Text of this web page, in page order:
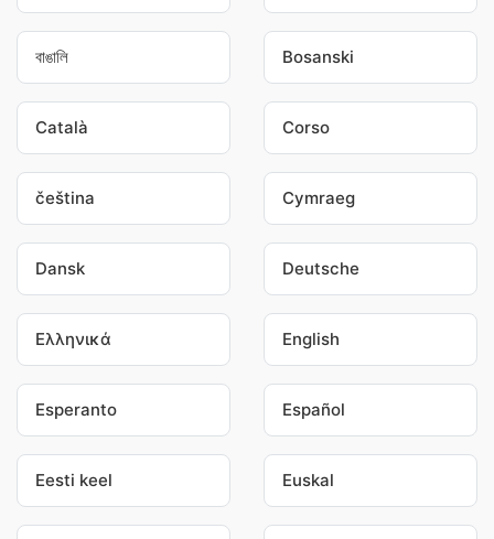
বাঙালি Bosanski
Català Corso
čeština Cymraeg
Dansk Deutsche
Ελληνικά English
Esperanto Español
Eesti keel Euskal